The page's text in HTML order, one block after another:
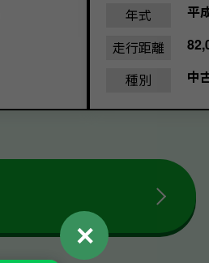
年式
平
走行距離
種別
中
✕